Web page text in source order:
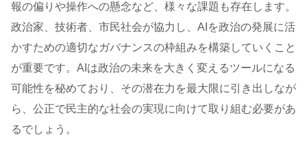
報の偏りや操作への懸念など、様々な課題も存在します。
政治家、技術者、市民社会が協力し、AIを政治の発展に活
かすための適切なガバナンスの枠組みを構築していくこと
が重要です。AIは政治の未来を大きく変えるツールになる
可能性を秘めており、その潜在力を最大限に引き出しなが
ら、公正で民主的な社会の実現に向けて取り組む必要があ
るでしょう。